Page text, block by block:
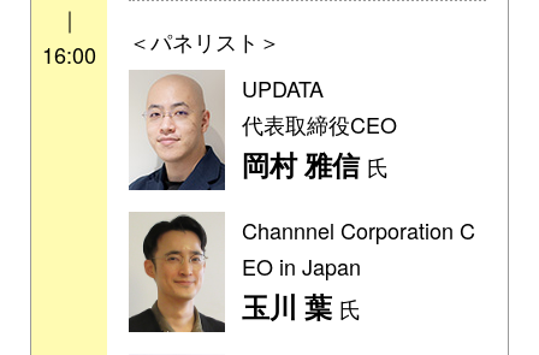
｜
16:00
＜パネリスト＞
UPDATA
代表取締役CEO
岡村 雅信 氏
Channnel Corporation C
EO in Japan
玉川 葉 氏